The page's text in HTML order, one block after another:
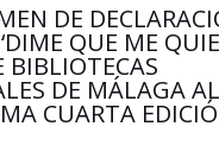
DE
QUE ME
BIBLIOTECAS
DE MÁLAGA
CUARTA